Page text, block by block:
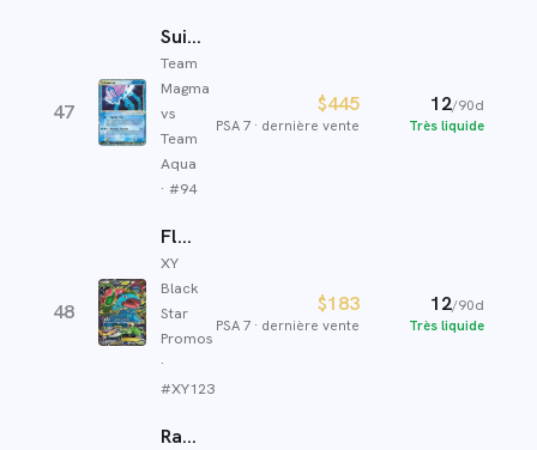
47
Suicune ex
Team
Magma
vs
Team
Aqua
· #94
$445
PSA 7 · dernière vente
12/90d
Très liquide
48
Florizarre EX
XY
Black
Star
Promos
·
#XY123
$183
PSA 7 · dernière vente
12/90d
Très liquide
Rayquaza C LV.X